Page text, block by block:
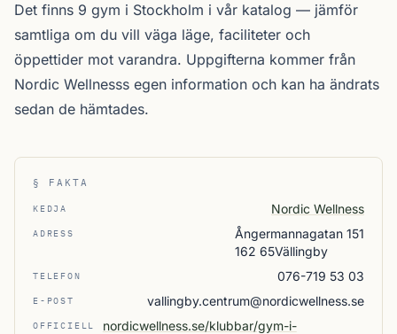
Det finns 9 gym i Stockholm i vår katalog — jämför
samtliga om du vill väga läge, faciliteter och
öppettider mot varandra. Uppgifterna kommer från
Nordic Wellnesss egen information och kan ha ändrats
sedan de hämtades.
§ FAKTA
KEDJA Nordic Wellness
ADRESS
Ångermannagatan 151
162 65Vällingby
TELEFON 076-719 53 03
E-POST vallingby.centrum@nordicwellness.se
OFFICIELL
nordicwellness.se/klubbar/gym-i-